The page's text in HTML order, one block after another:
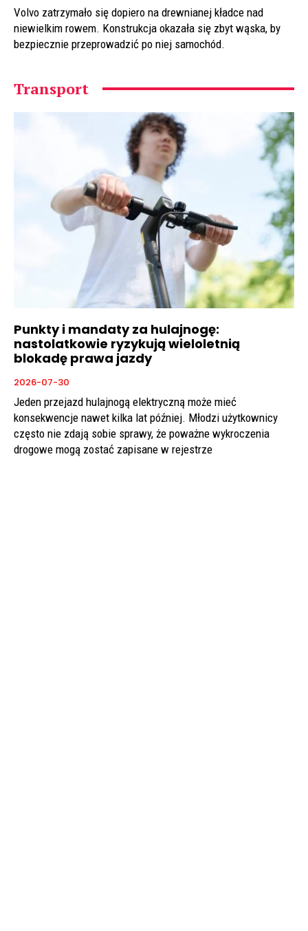
Volvo zatrzymało się dopiero na drewnianej kładce nad
niewielkim rowem. Konstrukcja okazała się zbyt wąska, by
bezpiecznie przeprowadzić po niej samochód.
Transport
Punkty i mandaty za hulajnogę:
nastolatkowie ryzykują wieloletnią
blokadę prawa jazdy
2026-07-30
Jeden przejazd hulajnogą elektryczną może mieć
konsekwencje nawet kilka lat później. Młodzi użytkownicy
często nie zdają sobie sprawy, że poważne wykroczenia
drogowe mogą zostać zapisane w rejestrze